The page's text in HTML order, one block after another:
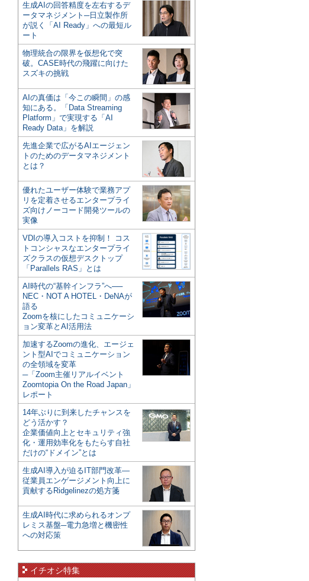
生成AIの回答精度を左右するデ
ータマネジメント─日立製作所
が説く「AI Ready」への最短ル
ート
物理統合の限界を仮想化で突
破。CASE時代の飛躍に向けた
スズキの挑戦
AIの真価は「今この瞬間」の感
知にある。「Data Streaming
Platform」で実現する「AI
Ready Data」を解説
先進企業で広がるAIエージェン
トのためのデータマネジメント
とは？
優れたユーザー体験で業務アプ
リを定着させるエンタープライ
ズ向けノーコード開発ツールの
実像
VDIの導入コストを抑制！ コス
トコンシャスなエンタープライ
ズクラスの仮想デスクトップ
「Parallels RAS」とは
AI時代の“基幹インフラ”へ──
NEC・NOT A HOTEL・DeNAが
語る
Zoomを核にしたコミュニケーシ
ョン変革とAI活用法
加速するZoomの進化、エージェ
ント型AIでコミュニケーション
の全領域を変革
─「Zoom主催リアルイベント
Zoomtopia On the Road Japan」
レポート
14年ぶりに到来したチャンスを
どう活かす？
企業価値向上とセキュリティ強
化・運用効率化をもたらす自社
だけの“ドメイン”とは
生成AI導入が迫るIT部門改革―
従業員エンゲージメント向上に
貢献するRidgelinezの処方箋
生成AI時代に求められるオンプ
レミス基盤─電力急増と機密性
への対応策
イチオシ特集